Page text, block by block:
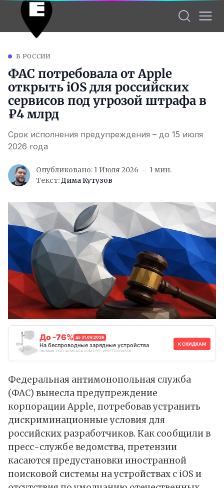
В РОССИИ
ФАС потребовала от Apple
открыть iOS для российских
сервисов под угрозой штрафа в
₽4 млрд
Срок исполнения предупреждения – до 15 июля
2026 года
Опубликовано: 1 Июля 2026
1 мин.
Текст:Дима Кутузов
До -76% до 31.08.2026
На беспроводные зарядные устройства
Реклама. ООО "АЛИБАБА.КОМ (РУ)", ИНН 7703380158
К СКИДКАМ
Федеральная антимонопольная служба
(ФАС) вынесла предупреждение
корпорации Apple, потребовав устранить
дискриминационные условия для
российских разработчиков. Как сообщилив
пресс-службе ведомства, претензии
касаются предустановки иностранной
поисковой системы на устройствах с iOS и